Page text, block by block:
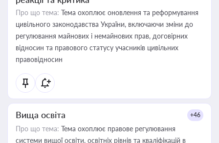
Про що тема: Тема охоплює оновлення та реформування
цивільного законодавства України, включаючи зміни до
регулювання майнових і немайнових прав, договірних
відносин та правового статусу учасників цивільних
правовідносин
Вища освіта +46
Про що тема: Тема охоплює правове регулювання
системи вищої освіти, освітніх рівнів та кваліфікацій в